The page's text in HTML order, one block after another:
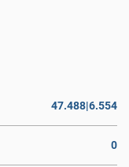
47.488|6.554
0